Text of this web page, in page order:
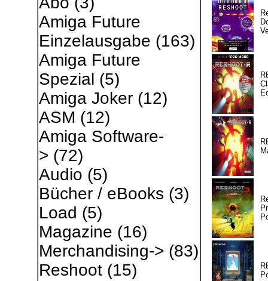
Amiga Future
Einzelausgabe (163)
Amiga Future
Spezial (5)
Amiga Joker(12)
ASM (12)
Amiga Software-
> (72)
Audio (5)
Bücher / eBooks (3)
Load (5)
Magazine (16)
Merchandising-> (83)
Reshoot(15)